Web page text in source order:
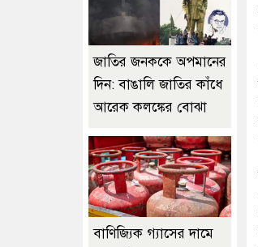
জাতির জনককে অপমানের
দিন: বাঙালি জাতির কাঁধে
আরেক কলঙ্কের বোঝা
বাণিজ্যিক গ্যাসের দামে